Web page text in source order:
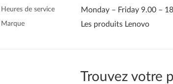
Heures de service Monday – Friday 9.00 –
Marque Les produits Lenovo
Trouvez votre